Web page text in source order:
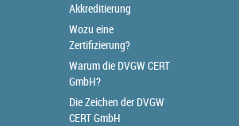
Akkreditierung
Wozu eine
Zertifizierung?
Warum die DVGW CERT
GmbH?
Die Zeichen der DVGW
CERT GmbH